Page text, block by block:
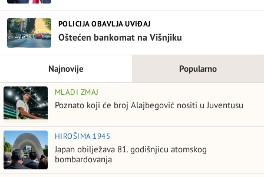
POLICIJA OBAVLJA UVIĐAJ
Oštećen bankomat na Višnjiku
Najnovije Popularno
MLADI ZMAJ
Poznato koji će broj Alajbegović nositi u Juventusu
HIROŠIMA 1945
Japan obilježava 81. godišnjicu atomskog
bombardovanja